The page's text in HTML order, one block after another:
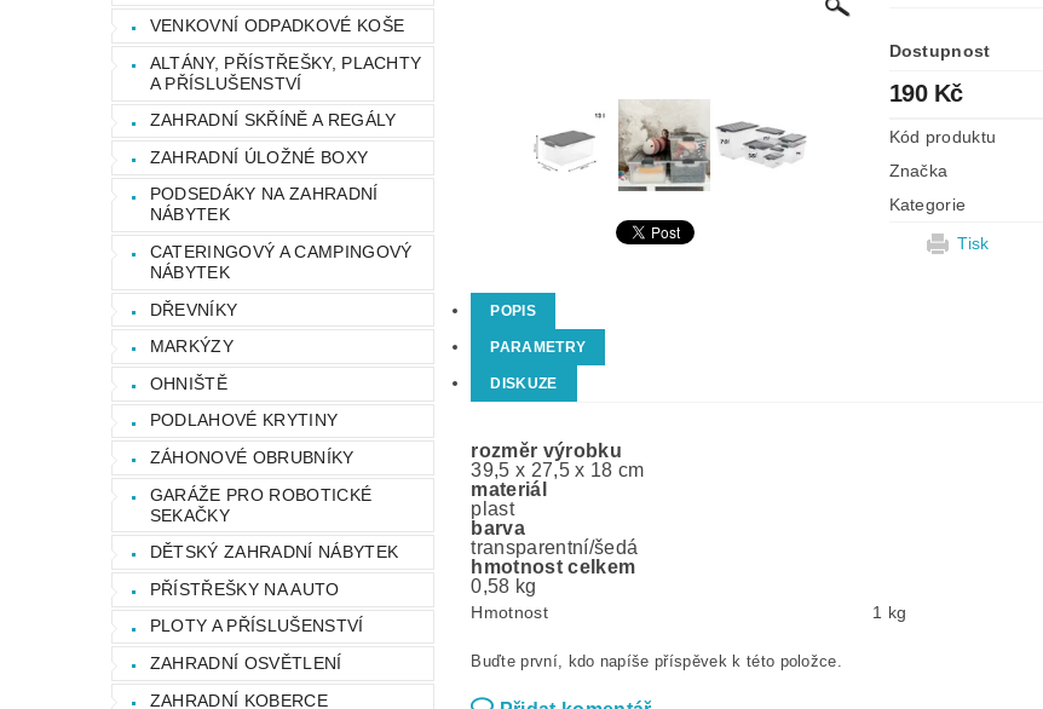
VENKOVNÍ ODPADKOVÉ KOŠE
ALTÁNY, PŘÍSTŘEŠKY, PLACHTY
A PŘÍSLUŠENSTVÍ
ZAHRADNÍ SKŘÍNĚ A REGÁLY
ZAHRADNÍ ÚLOŽNÉ BOXY
PODSEDÁKY NA ZAHRADNÍ
NÁBYTEK
CATERINGOVÝ A CAMPINGOVÝ
NÁBYTEK
DŘEVNÍKY
MARKÝZY
OHNIŠTĚ
PODLAHOVÉ KRYTINY
ZÁHONOVÉ OBRUBNÍKY
GARÁŽE PRO ROBOTICKÉ
SEKAČKY
DĚTSKÝ ZAHRADNÍ NÁBYTEK
PŘÍSTŘEŠKY NA AUTO
PLOTY A PŘÍSLUŠENSTVÍ
ZAHRADNÍ OSVĚTLENÍ
ZAHRADNÍ KOBERCE
Dostupnost
190 Kč
Kód produktu
Značka
Kategorie
Tisk
POPIS
PARAMETRY
DISKUZE
rozměr výrobku
39,5 x 27,5 x 18 cm
materiál
plast
barva
transparentní/šedá
hmotnost celkem
0,58 kg
Hmotnost 1 kg
Buďte první, kdo napíše příspěvek k této položce.